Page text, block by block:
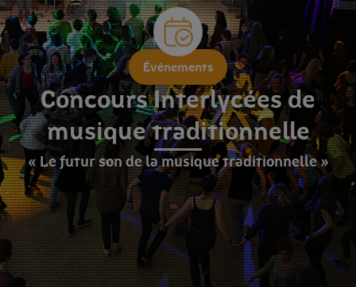
Évènements
Concours Interlycées de
musique traditionnelle
« Le futur son de la musique traditionnelle »